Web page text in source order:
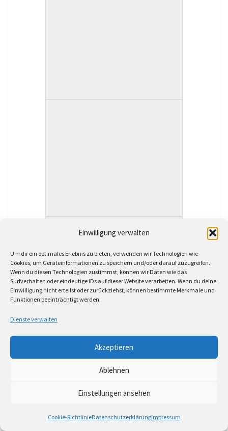
Einwilligung verwalten
Um dir ein optimales Erlebnis zu bieten, verwenden wir Technologien wie
Cookies, um Geräteinformationen zu speichern und/oder darauf zuzugreifen.
Wenn du diesen Technologien zustimmst, können wir Daten wie das
Surfverhalten oder eindeutige IDs auf dieser Website verarbeiten. Wenn du deine
Einwilligung nicht erteilst oder zurückziehst, können bestimmte Merkmale und
Funktionen beeinträchtigt werden.
Dienste verwalten
Akzeptieren
Ablehnen
Einstellungen ansehen
Cookie-RichtlinieDatenschutzerklärungImpressum